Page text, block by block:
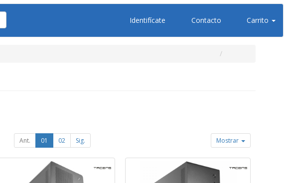
Identifícate Contacto Carrito
Ant. 01 02 Sig. Mostrar